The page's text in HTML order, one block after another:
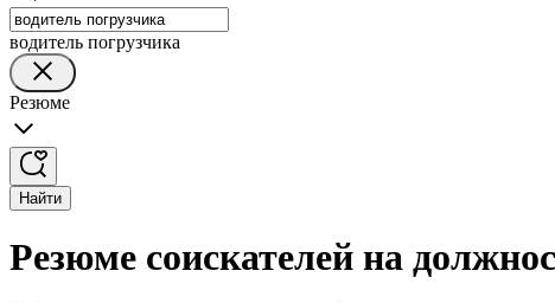
водитель погрузчика
Резюме
Найти
Резюме соискателей на